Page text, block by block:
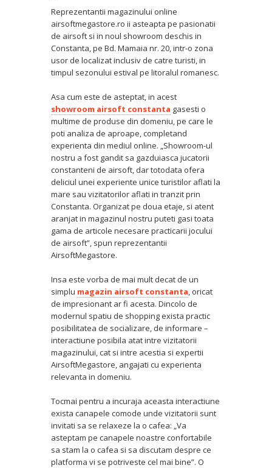
Reprezentantii magazinului online
airsoftmegastore.ro ii asteapta pe pasionatii
de airsoft si in noul showroom deschis in
Constanta, pe Bd. Mamaia nr. 20, intr-o zona
usor de localizat inclusiv de catre turisti, in
timpul sezonului estival pe litoralul romanesc.
Asa cum este de asteptat, in acest
showroom airsoft constanta gasesti o
multime de produse din domeniu, pe care le
poti analiza de aproape, completand
experienta din mediul online. „Showroom-ul
nostru a fost gandit sa gazduiasca jucatorii
constanteni de airsoft, dar totodata ofera
deliciul unei experiente unice turistilor aflati la
mare sau vizitatorilor aflati in tranzit prin
Constanta. Organizat pe doua etaje, si atent
aranjat in magazinul nostru puteti gasi toata
gama de articole necesare practicarii jocului
de airsoft”, spun reprezentantii
AirsoftMegastore.
Insa este vorba de mai mult decat de un
simplu magazin airsoft constanta, oricat
de impresionant ar fi acesta. Dincolo de
modernul spatiu de shopping exista practic
posibilitatea de socializare, de informare –
interactiune posibila atat intre vizitatorii
magazinului, cat si intre acestia si expertii
AirsoftMegastore, angajati cu experienta
relevanta in domeniu.
Tocmai pentru a incuraja aceasta interactiune
exista canapele comode unde vizitatorii sunt
invitati sa se relaxeze la o cafea: „Va
asteptam pe canapele noastre confortabile
sa stam la o cafea si sa discutam despre ce
platforma vi se potriveste cel mai bine”. O